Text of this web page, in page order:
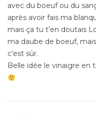
avec du boeuf ou du
après avoir fais ma
mais ça tu t’en doutais
ma daube de boeuf,
c’est sûr.
Belle idée le vinaigre en